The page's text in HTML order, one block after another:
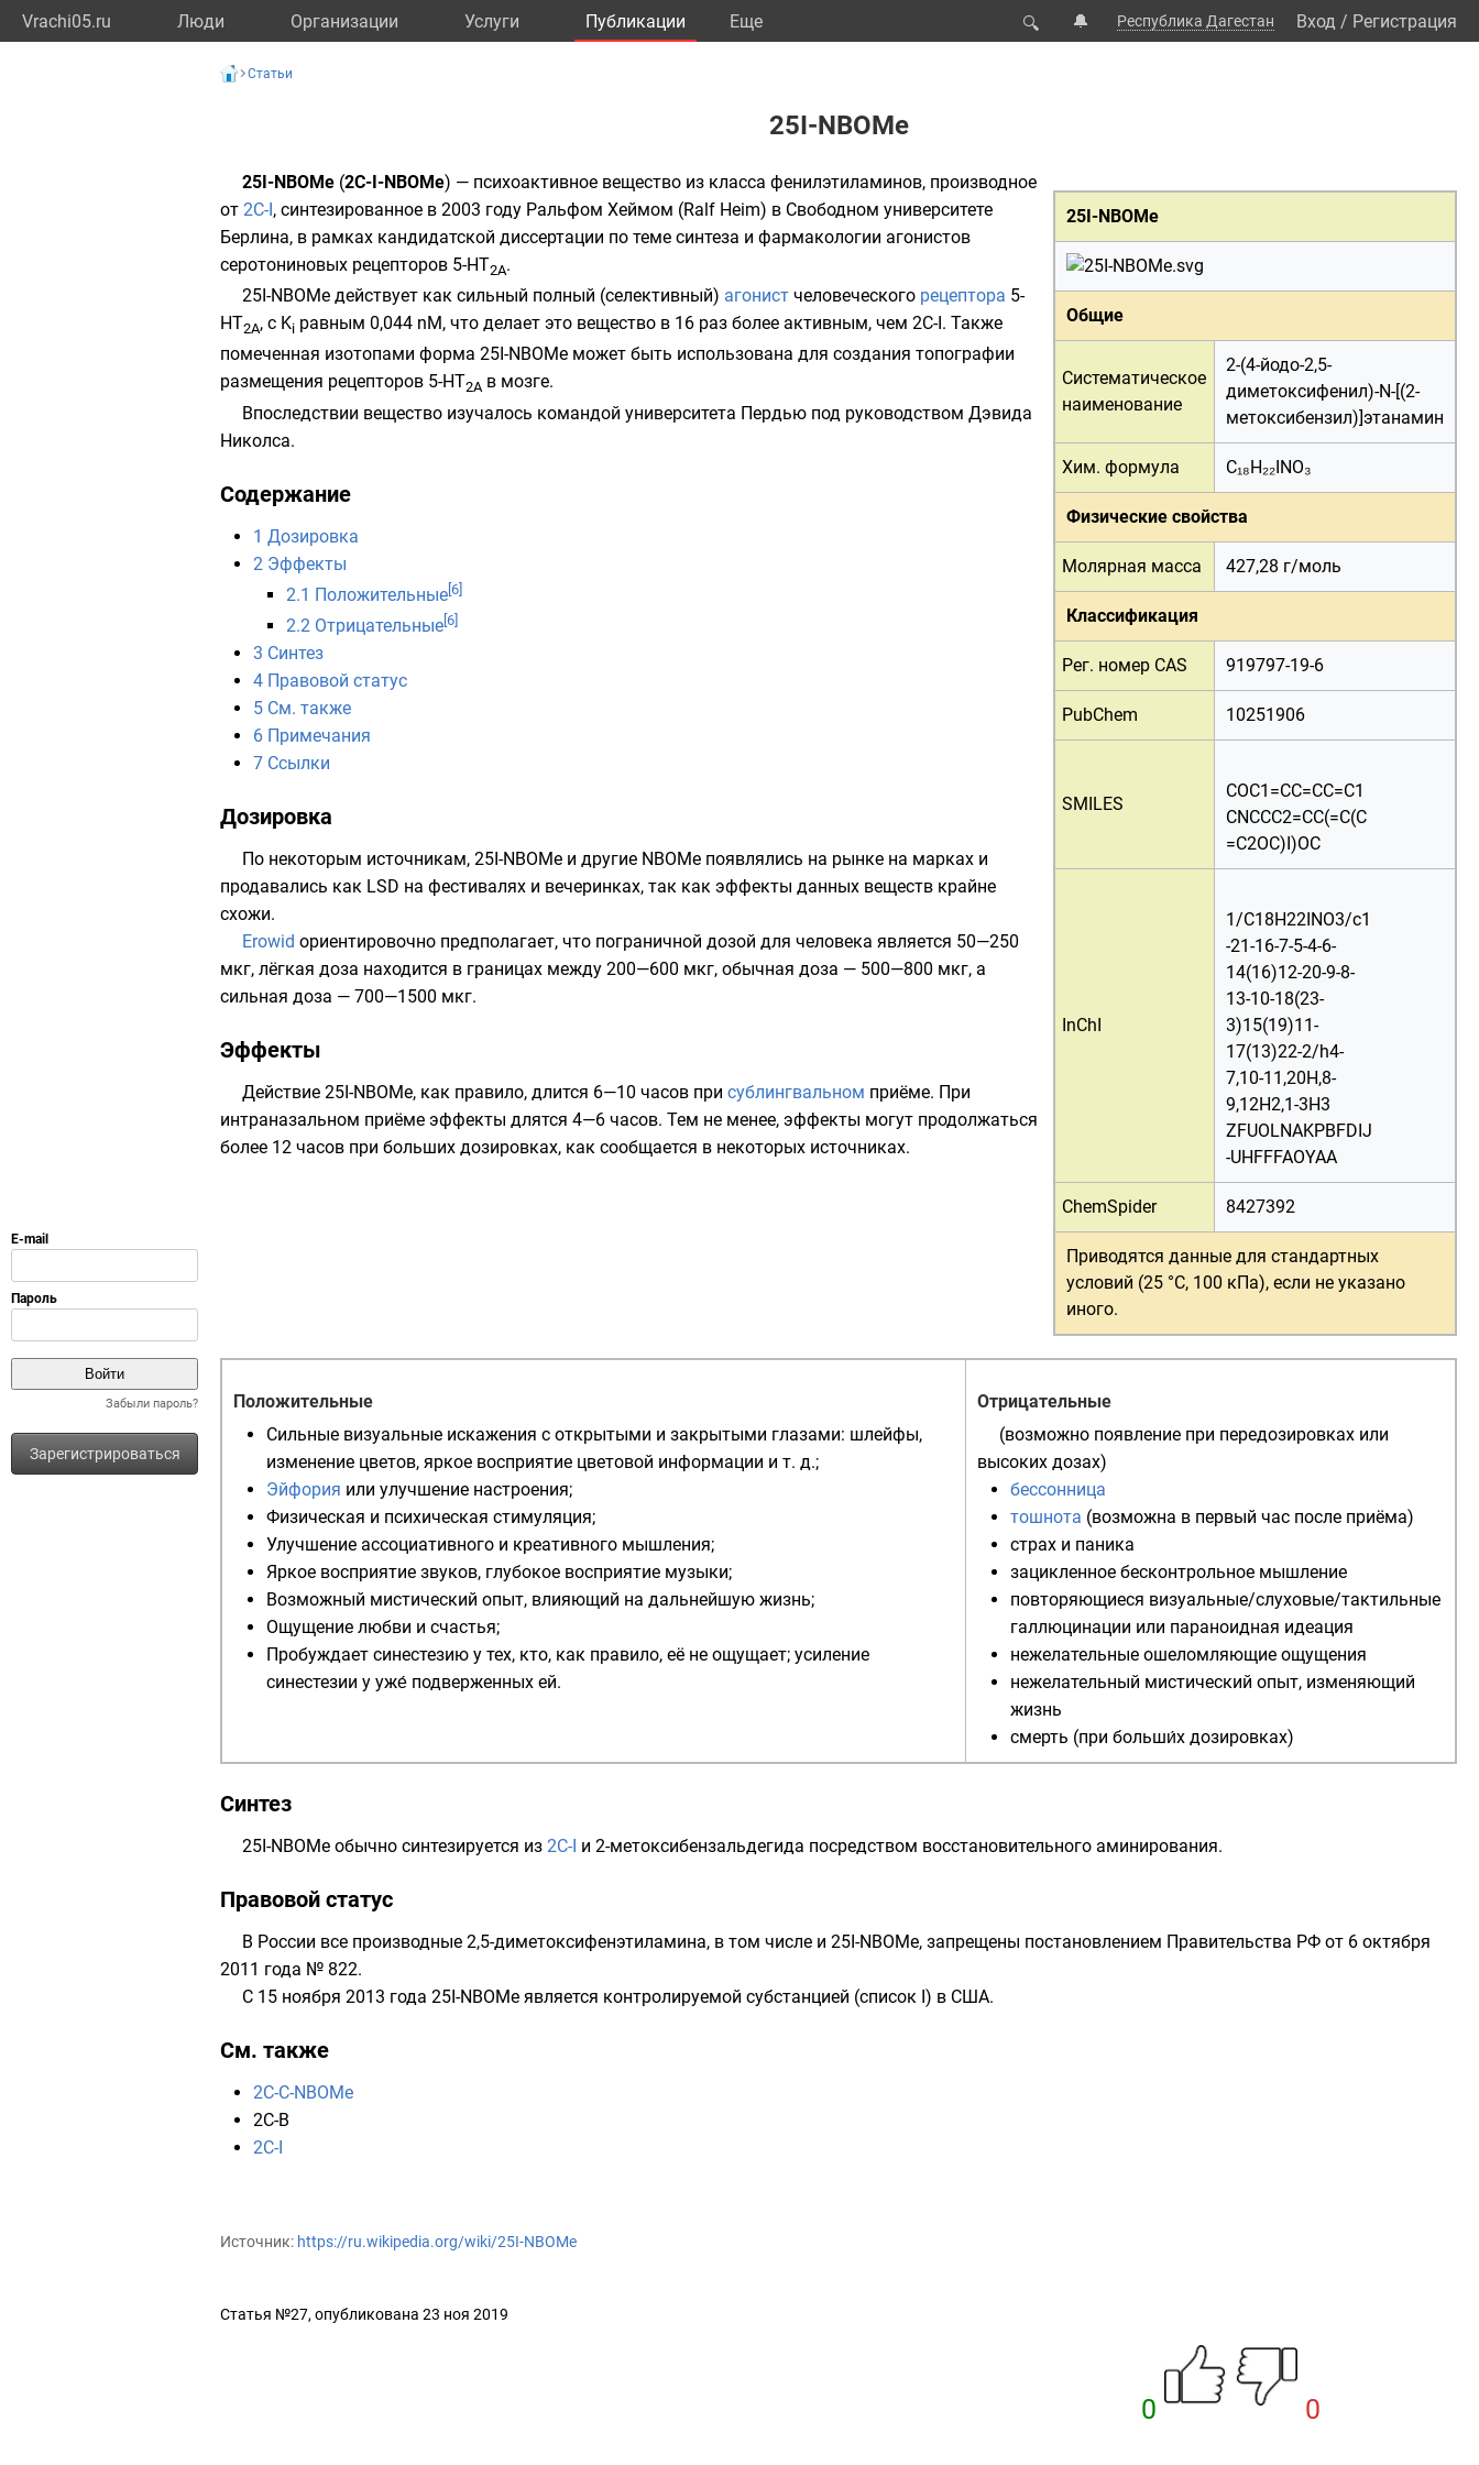
Vrachi05.ru Люди Организации Услуги Публикации Eще 🔍 🔔 Республика Дагестан Вход / Регистрация
Забыли пароль?
Зарегистрироваться
Статьи
25I-NBOMe
25I-NBOMe
Общие
Систематическое
наименование
2-(4-йодо-2,5-
диметоксифенил)-N-[(2-
метоксибензил)]этанамин
Хим. формула C₁₈H₂₂INO₃
Физические свойства
Молярная масса 427,28 г/моль
Классификация
Рег. номер CAS 919797-19-6
PubChem 10251906
SMILES
COC1=CC=CC=C1
CNCCC2=CC(=C(C
=C2OC)I)OC
InChI
1/C18H22INO3/c1
-21-16-7-5-4-6-
14(16)12-20-9-8-
13-10-18(23-
3)15(19)11-
17(13)22-2/h4-
7,10-11,20H,8-
9,12H2,1-3H3
ZFUOLNAKPBFDIJ
-UHFFFAOYAA
ChemSpider 8427392
Приводятся данные для стандартных
условий (25 °C, 100 кПа), если не указано
иного.
25I-NBOMe (2C-I-NBOMe) — психоактивное вещество из класса фенилэтиламинов, производное
от 2C-I, синтезированное в 2003 году Ральфом Хеймом (Ralf Heim) в Свободном университете
Берлина, в рамках кандидатской диссертации по теме синтеза и фармакологии агонистов
серотониновых рецепторов 5-HT2A.
25I-NBOMe действует как сильный полный (селективный) агонист человеческого рецептора 5-
HT2A, с Ki равным 0,044 nM, что делает это вещество в 16 раз более активным, чем 2C-I. Также
помеченная изотопами форма 25I-NBOMe может быть использована для создания топографии
размещения рецепторов 5-HT2A в мозге.
Впоследствии вещество изучалось командой университета Пердью под руководством Дэвида
Николса.
Содержание
1 Дозировка
2 Эффекты
2.1 Положительные[6]
2.2 Отрицательные [6]
3 Синтез
4 Правовой статус
5 См. также
6 Примечания
7 Ссылки
Дозировка
По некоторым источникам, 25I-NBOMe и другие NBOMe появлялись на рынке на марках и
продавались как LSD на фестивалях и вечеринках, так как эффекты данных веществ крайне
схожи.
Erowid ориентировочно предполагает, что пограничной дозой для человека является 50—250
мкг, лёгкая доза находится в границах между 200—600 мкг, обычная доза — 500—800 мкг, а
сильная доза — 700—1500 мкг.
Эффекты
Действие 25I-NBOMe, как правило, длится 6—10 часов при сублингвальном приёме. При
интраназальном приёме эффекты длятся 4—6 часов. Тем не менее, эффекты могут продолжаться
более 12 часов при больших дозировках, как сообщается в некоторых источниках.
Положительные
Сильные визуальные искажения с открытыми и закрытыми глазами: шлейфы,
изменение цветов, яркое восприятие цветовой информации и т. д.;
Эйфория или улучшение настроения;
Физическая и психическая стимуляция;
Улучшение ассоциативного и креативного мышления;
Яркое восприятие звуков, глубокое восприятие музыки;
Возможный мистический опыт, влияющий на дальнейшую жизнь;
Ощущение любви и счастья;
Пробуждает синестезию у тех, кто, как правило, её не ощущает; усиление
синестезии у уже́ подверженных ей.
Отрицательные
(возможно появление при передозировках или
высоких дозах)
бессонница
тошнота (возможна в первый час после приёма)
страх и паника
зацикленное бесконтрольное мышление
повторяющиеся визуальные/слуховые/тактильные
галлюцинации или параноидная идеация
нежелательные ошеломляющие ощущения
нежелательный мистический опыт, изменяющий
жизнь
смерть (при больши́х дозировках)
Синтез
25I-NBOMe обычно синтезируется из 2C-I и 2-метоксибензальдегида посредством восстановительного аминирования.
Правовой статус
В России все производные 2,5-диметоксифенэтиламина, в том числе и 25I-NBOMe, запрещены постановлением Правительства РФ от 6 октября
2011 года № 822.
С 15 ноября 2013 года 25I-NBOMe является контролируемой субстанцией (список I) в США.
См. также
2C-C-NBOMe
2C-B
2C-I
Источник: https://ru.wikipedia.org/wiki/25I-NBOMe
Статья №27, опубликована 23 ноя 2019
0 0